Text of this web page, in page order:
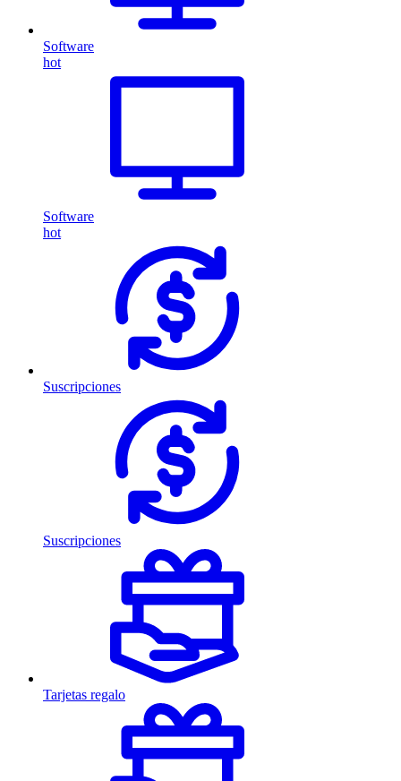
Software
hot
Software
hot
Suscripciones
Suscripciones
Tarjetas regalo